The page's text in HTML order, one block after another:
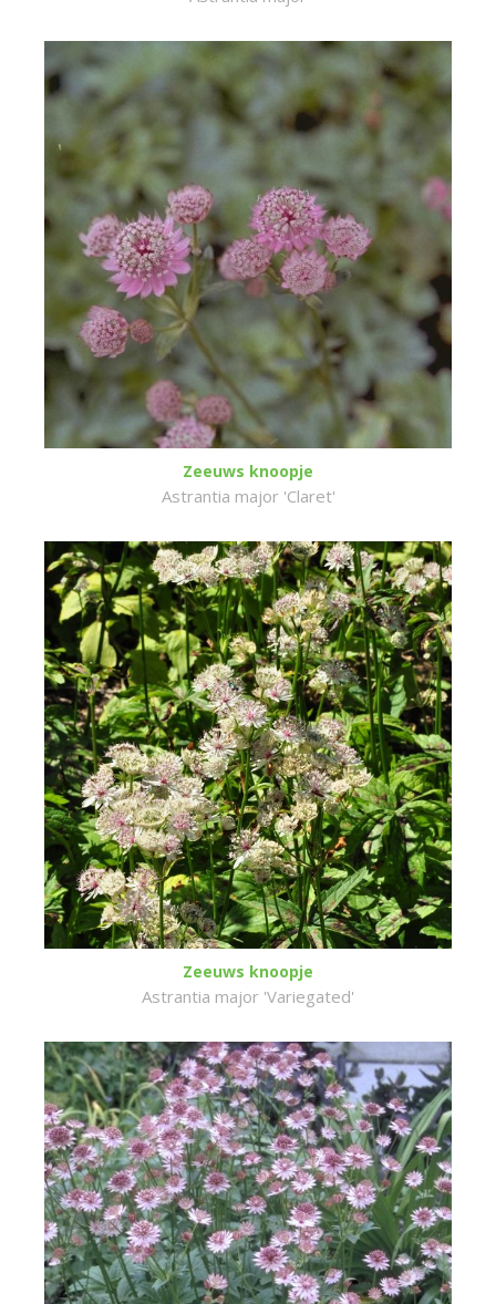
Zeeuws knoopje
Astrantia major 'Claret'
Zeeuws knoopje
Astrantia major 'Variegated'